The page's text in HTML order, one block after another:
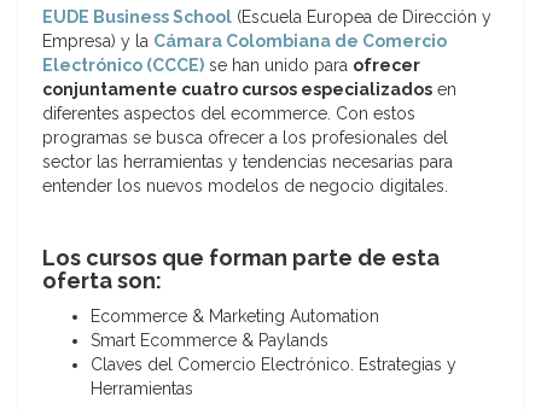
EUDE Business School (Escuela Europea de Dirección y
Empresa) y la Cámara Colombiana de Comercio
Electrónico (CCCE) se han unido para ofrecer
conjuntamente cuatro cursos especializados en
diferentes aspectos del ecommerce. Con estos
programas se busca ofrecer a los profesionales del
sector las herramientas y tendencias necesarias para
entender los nuevos modelos de negocio digitales.
Los cursos que forman parte de esta
oferta son:
Ecommerce & Marketing Automation
Smart Ecommerce & Paylands
Claves del Comercio Electrónico. Estrategias y
Herramientas